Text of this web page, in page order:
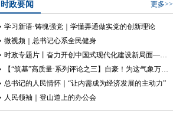
时政要闻 更多>>
学习新语·铸魂强党｜学懂弄通做实党的创新理论
微视频｜总书记心系全民健身
时政专题片丨奋力开创中国式现代化建设新局面——习近平总书记今年以来治国理政纪实
【“筑基”高质量·系列评论之三】自豪！为这气象万千的文化壮景
总书记的人民情怀｜“让内需成为经济发展的主动力”
人民领袖｜登山道上的办公会